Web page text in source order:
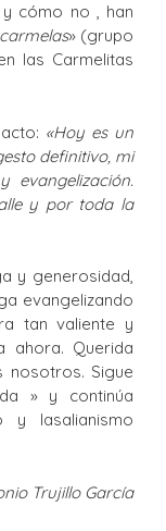
cómo no , han
» (grupo
las Carmelitas
«Hoy es un
definitivo, mi
y por toda la
y generosidad,
evangelizando
tan valiente y
ahora. Querida
nosotros. Sigue
» y continúa
y lasalianismo
Trujillo García